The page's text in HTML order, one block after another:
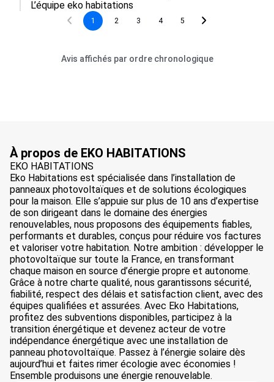
L’équipe eko habitations
1 2 3 4 5
Avis affichés par ordre chronologique
À propos de EKO HABITATIONS
EKO HABITATIONS
Eko Habitations est spécialisée dans l’installation de
panneaux photovoltaïques et de solutions écologiques
pour la maison. Elle s’appuie sur plus de 10 ans d’expertise
de son dirigeant dans le domaine des énergies
renouvelables, nous proposons des équipements fiables,
performants et durables, conçus pour réduire vos factures
et valoriser votre habitation. Notre ambition : développer le
photovoltaïque sur toute la France, en transformant
chaque maison en source d’énergie propre et autonome.
Grâce à notre charte qualité, nous garantissons sécurité,
fiabilité, respect des délais et satisfaction client, avec des
équipes qualifiées et assurées. Avec Eko Habitations,
profitez des subventions disponibles, participez à la
transition énergétique et devenez acteur de votre
indépendance énergétique avec une installation de
panneau photovoltaïque. Passez à l’énergie solaire dès
aujourd’hui et faites rimer écologie avec économies !
Ensemble produisons une énergie renouvelable.